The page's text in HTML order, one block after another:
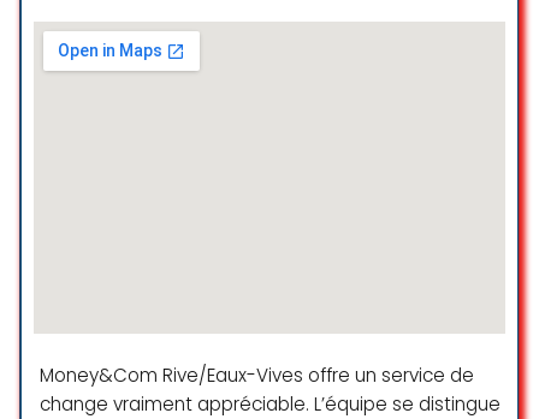
sempre sorridentes e sempre que
coloco o pé lá me sinto em casa
Excelente e rápido atendimento,
super recomendo!
Taylan Magno Oliveira Santos
Money&Com Rive/Eaux-Vives offre un service de
change vraiment appréciable. L’équipe se distingue